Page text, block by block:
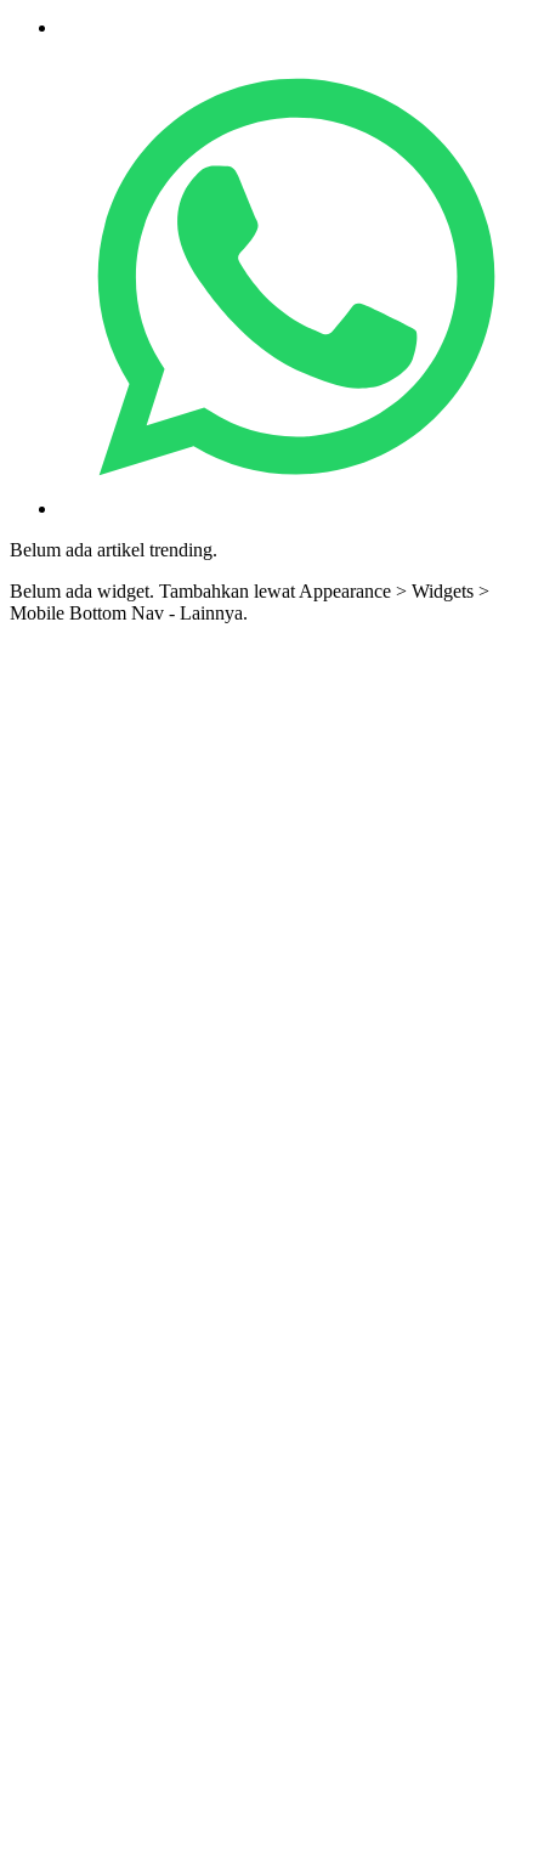
Belum ada artikel trending.
Belum ada widget. Tambahkan lewat Appearance > Widgets >
Mobile Bottom Nav - Lainnya.